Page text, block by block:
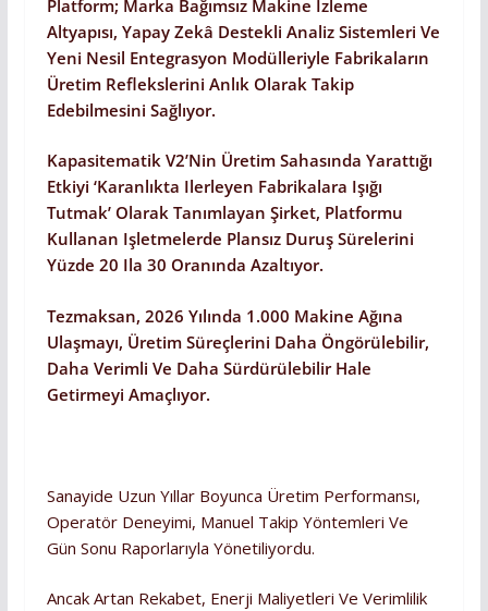
Platform; Marka Bağımsız Makine Izleme
Altyapısı, Yapay Zekâ Destekli Analiz Sistemleri Ve
Yeni Nesil Entegrasyon Modülleriyle Fabrikaların
Üretim Reflekslerini Anlık Olarak Takip
Edebilmesini Sağlıyor.
Kapasitematik V2’nin Üretim Sahasında Yarattığı
Etkiyi ‘karanlıkta Ilerleyen Fabrikalara Işığı
Tutmak’ Olarak Tanımlayan Şirket, Platformu
Kullanan Işletmelerde Plansız Duruş Sürelerini
Yüzde 20 Ila 30 Oranında Azaltıyor.
Tezmaksan, 2026 Yılında 1.000 Makine Ağına
Ulaşmayı, Üretim Süreçlerini Daha Öngörülebilir,
Daha Verimli Ve Daha Sürdürülebilir Hale
Getirmeyi Amaçlıyor.
Sanayide Uzun Yıllar Boyunca Üretim Performansı,
Operatör Deneyimi, Manuel Takip Yöntemleri Ve
Gün Sonu Raporlarıyla Yönetiliyordu.
Ancak Artan Rekabet, Enerji Maliyetleri Ve Verimlilik